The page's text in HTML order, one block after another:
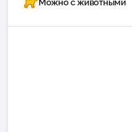
Можно с животными